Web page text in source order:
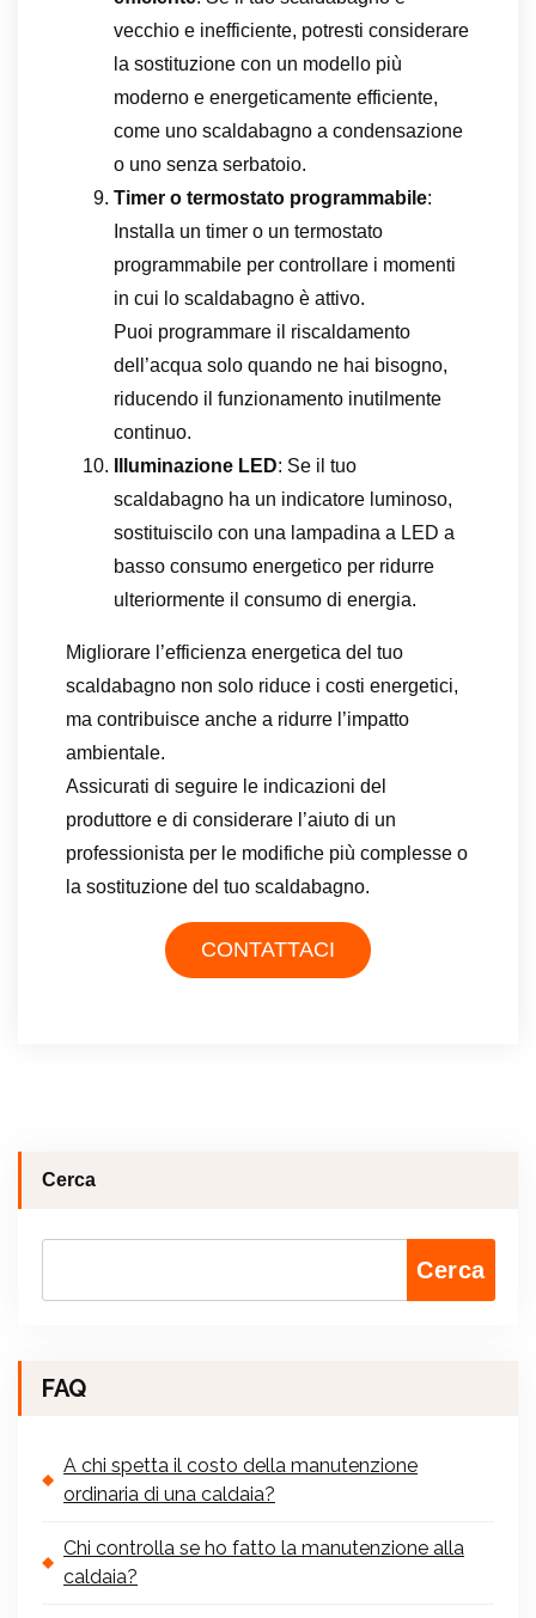
vecchio e inefficiente, potresti considerare
la sostituzione con un modello più
moderno e energeticamente efficiente,
come uno scaldabagno a condensazione
o uno senza serbatoio.
Timer o termostato programmabile:
Installa un timer o un termostato
programmabile per controllare i momenti
in cui lo scaldabagno è attivo.
Puoi programmare il riscaldamento
dell’acqua solo quando ne hai bisogno,
riducendo il funzionamento inutilmente
continuo.
Illuminazione LED: Se il tuo
scaldabagno ha un indicatore luminoso,
sostituiscilo con una lampadina a LED a
basso consumo energetico per ridurre
ulteriormente il consumo di energia.
Migliorare l’efficienza energetica del tuo
scaldabagno non solo riduce i costi energetici,
ma contribuisce anche a ridurre l’impatto
ambientale.
Assicurati di seguire le indicazioni del
produttore e di considerare l’aiuto di un
professionista per le modifiche più complesse o
la sostituzione del tuo scaldabagno.
CONTATTACI
Cerca
Cerca
FAQ
A chi spetta il costo della manutenzione
ordinaria di una caldaia?
Chi controlla se ho fatto la manutenzione alla
caldaia?